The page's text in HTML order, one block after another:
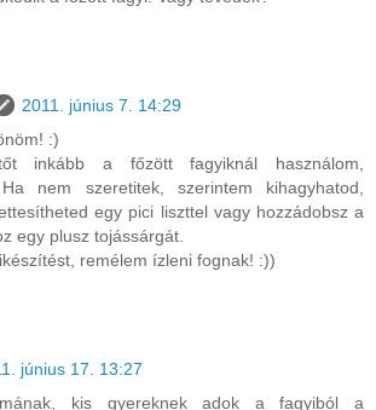
2011. június 7. 14:29
:)
inkább a főzött fagyiknál használom,
nem szeretitek, szerintem kihagyhatod,
egy pici liszttel vagy hozzádobsz a
egy plusz tojássárgát.
remélem ízleni fognak! :))
június 17. 13:27
kis gyereknek adok a fagyiból a